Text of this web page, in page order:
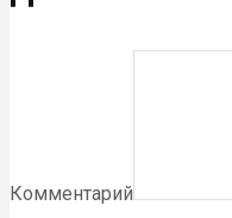
Комментарий